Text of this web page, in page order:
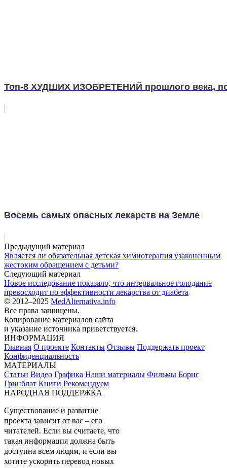
Топ-8 ХУДШИХ ИЗОБРЕТЕНИЙ прошлого века,
Восемь самых опасных лекарств на Земле
Предыдущий материал
Является ли обязательная детская химиотерапия узаконенным
жестоким обращением с детьми?
Следующий материал
Новое исследование показало, что интервальное голодание
превосходит по эффективности лекарства от диабета
© 2012–2025 MedAlternativa.info
Все права защищены.
Копирование материалов сайта
и указание источника приветствуется.
ИНФОРМАЦИЯ
Главная О проекте Контакты Отзывы Поддержать проект
Конфиденциальность
МАТЕРИАЛЫ
Статьи Видео Графика Наши материалы Фильмы Борис
Гринблат Книги Рекомендуем
НАРОДНАЯ ПОДДЕРЖКА
Существование и развитие
проекта зависит от вас – его
читателей. Если вы считаете, что
такая информация должна быть
доступна всем людям, и если вы
хотите ускорить перевод новых